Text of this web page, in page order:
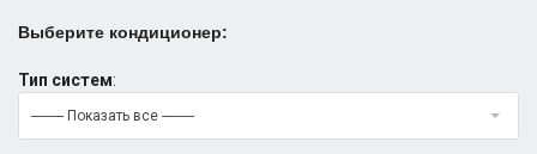
Выберите кондиционер:
Тип систем:
--------- Показать все ---------